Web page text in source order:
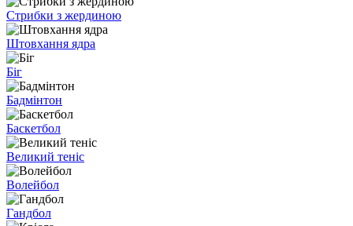
Стрибки з жердиною
Штовхання ядра
Біг
Бадмінтон
Баскетбол
Великий теніс
Волейбол
Гандбол